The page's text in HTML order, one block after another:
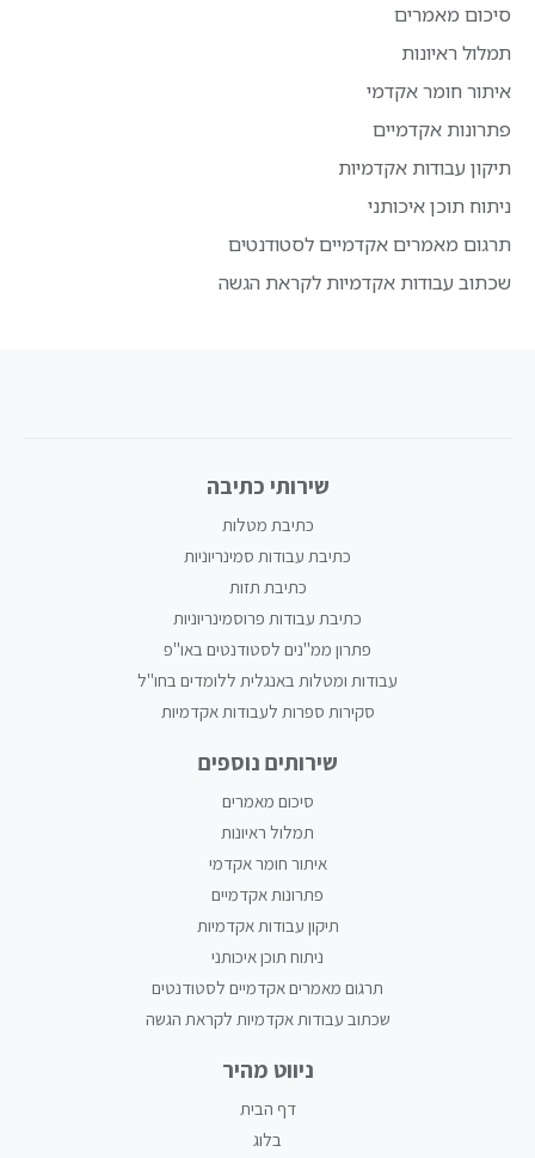
סיכום מאמרים
תמלול ראיונות
איתור חומר אקדמי
פתרונות אקדמיים
תיקון עבודות אקדמיות
ניתוח תוכן איכותני
תרגום מאמרים אקדמיים לסטודנטים
שכתוב עבודות אקדמיות לקראת הגשה
שירותי כתיבה
כתיבת מטלות
כתיבת עבודות סמינריוניות
כתיבת תזות
כתיבת עבודות פרוסמינריוניות
פתרון ממ"נים לסטודנטים באו"פ
עבודות ומטלות באנגלית ללומדים בחו"ל
סקירות ספרות לעבודות אקדמיות
שירותים נוספים
סיכום מאמרים
תמלול ראיונות
איתור חומר אקדמי
פתרונות אקדמיים
תיקון עבודות אקדמיות
ניתוח תוכן איכותני
תרגום מאמרים אקדמיים לסטודנטים
שכתוב עבודות אקדמיות לקראת הגשה
ניווט מהיר
דף הבית
בלוג